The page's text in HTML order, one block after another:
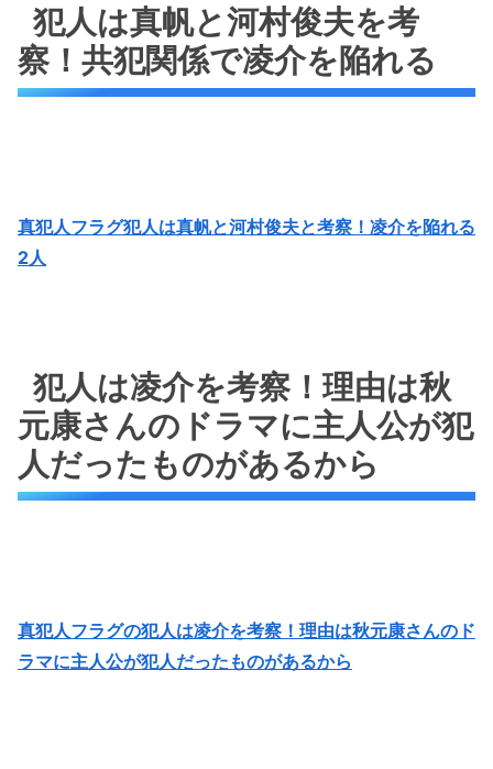
犯人は真帆と河村俊夫を考
察！共犯関係で凌介を陥れる
真犯人フラグ犯人は真帆と河村俊夫と考察！凌介を陥れる
2人
犯人は凌介を考察！理由は秋
元康さんのドラマに主人公が犯
人だったものがあるから
真犯人フラグの犯人は凌介を考察！理由は秋元康さんのド
ラマに主人公が犯人だったものがあるから